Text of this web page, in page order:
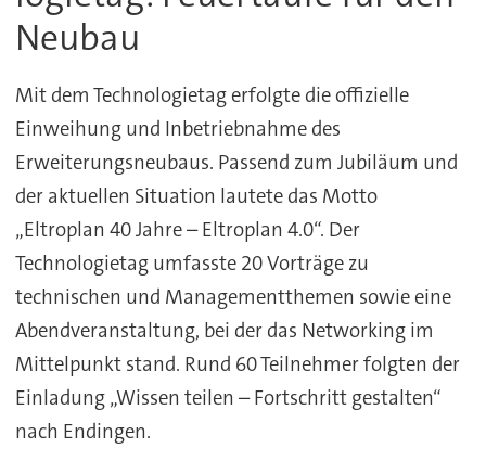
Neubau
Mit dem Technologietag erfolgte die offizielle
Einweihung und Inbetriebnahme des
Erweiterungsneubaus. Passend zum Jubiläum und
der aktuellen Situation lautete das Motto
„Eltroplan 40 Jahre – Eltroplan 4.0“. Der
Technologietag umfasste 20 Vorträge zu
technischen und Managementthemen sowie eine
Abendveranstaltung, bei der das Networking im
Mittelpunkt stand. Rund 60 Teilnehmer folgten der
Einladung „Wissen teilen – Fortschritt gestalten“
nach Endingen.